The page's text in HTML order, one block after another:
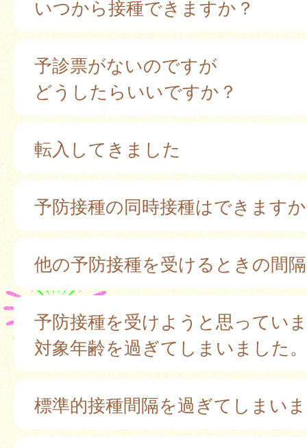
いつから接種できますか？
予診票がないのですが
どうしたらいいですか？
転入してきました
予防接種の同時接種はできますか
他の予防接種を受けるときの間
予防接種を受けようと思ってい
対象年齢を過ぎてしまいました。
標準的接種間隔を過ぎてしまい